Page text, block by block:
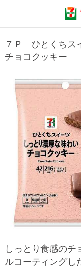
商品のご案内
今週の新商品
来週の新商品
商品カテゴリ一覧
セブンプレミアム
食の安全・安心への
プリペイドカード・金
サービス
サービストップ
nanacoトップ
マルチコピー機でで
マルチコピー機ででき
プリント
便利なサービス
切手・はがき・印紙
チケットサービス
セブンチケット
セブン‐イレブンでお受
企業情報トップ
ニュースリリース
ごあいさつ
会社概要
私たちの取組み
サステナビリティ
サステナビリティト
サステナビリティ活
加盟店オーナー
７Ｐ ひとくちス
チョコクッキー
しっとり食感のチ
ルコーティングし